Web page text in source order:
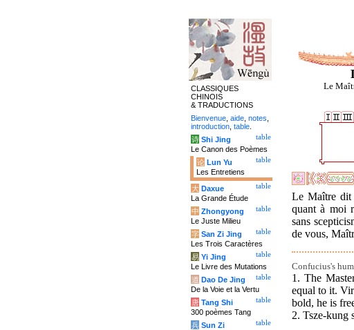
Le
Le Maître dit
quant à moi
sans
de vous,
Confucius's
1. The
equal to it.
bold, he is
2. Tsze-kung
CLASSIQUES
CHINOIS
& TRADUCTIONS
Bienvenue aide notes
introduction table
table
诗 Shi Jing
Le Canon des Poèmes
table
论 Lun Yu
Les Entretiens
table
大 Daxue
La Grande Étude
table
中 Zhongyong
Le Juste Milieu
table
字 San Zi Jing
Les Trois Caractères
table
易 Yi Jing
Le Livre des Mutations
table
道 Dao De Jing
De la Voie et la Vertu
table
唐 Tang Shi
300 poèmes Tang
table
兵 Sun Zi